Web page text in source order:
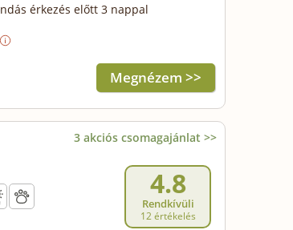
érkezés előtt 3 nappal
Megnézem >>
3 akciós csomagajánlat >>
4.8
Rendkívüli
12 értékelés